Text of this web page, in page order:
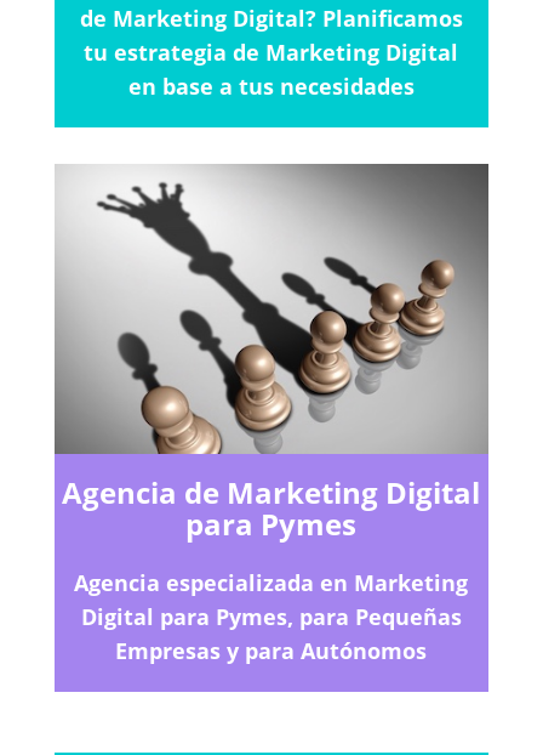
de Marketing Digital? Planificamos
tu estrategia de Marketing Digital
en base a tus necesidades
Agencia de Marketing Digital
para Pymes
Agencia especializada en Marketing
Digital para Pymes, para Pequeñas
Empresas y para Autónomos